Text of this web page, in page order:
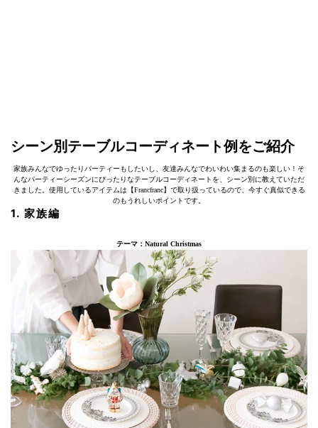
シーン別テーブルコーディネート例をご紹介
家族みんなでゆったりパーティーもしたいし、友達みんなでわいわい集まるのも楽しい！そ
んなパーティーシーズンにぴったりなテーブルコーディネートを、シーン別に教えていただ
きました。使用しているアイテムは【Francfranc】で取り扱っているので、今すぐ真似できる
のもうれしいポイントです。
1. 家族編
テーマ：Natural Christmas